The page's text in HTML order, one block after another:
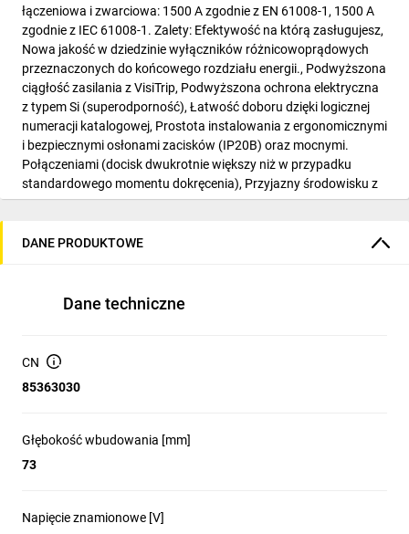
łączeniowa i zwarciowa: 1500 A zgodnie z EN 61008-1, 1500 A
zgodnie z IEC 61008-1. Zalety: Efektywość na którą zasługujesz,
Nowa jakość w dziedzinie wyłączników różnicowoprądowych
przeznaczonych do końcowego rozdziału energii., Podwyższona
ciągłość zasilania z VisiTrip, Podwyższona ochrona elektryczna
z typem Si (superodporność), Łatwość doboru dzięki logicznej
numeracji katalogowej, Prostota instalowania z ergonomicznymi
i bezpiecznymi osłonami zacisków (IP20B) oraz mocnymi.
Połączeniami (docisk dwukrotnie większy niż w przypadku
standardowego momentu dokręcenia), Przyjazny środowisku z
zastosowaniem materiałów w 100% odzyskiwalnych i
budownictwie przemysłowym i powszechnym przeciwko:,
prądu upływu w instalacjach elektrycznych obiektu..
DANE PRODUKTOWE
Dane techniczne
CN
85363030
Głębokość wbudowania [mm]
73
Napięcie znamionowe [V]